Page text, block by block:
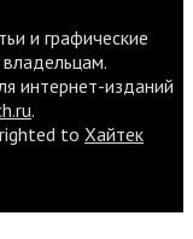
и графические
интернет-изданий
.
to Хайтек